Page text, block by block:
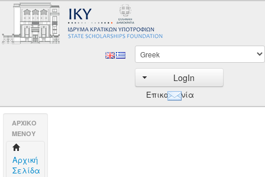
LogIn
Επικοινωνία
AΡΧΙΚΟ
ΜΕΝΟΥ
Aρχική
Σελίδα